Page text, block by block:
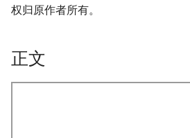
权归原作者所有。
正文